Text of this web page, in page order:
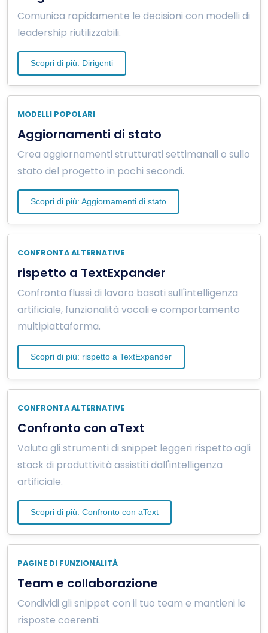
Comunica rapidamente le decisioni con modelli di
leadership riutilizzabili.
Scopri di più: Dirigenti
MODELLI POPOLARI
Aggiornamenti di stato
Crea aggiornamenti strutturati settimanali o sullo
stato del progetto in pochi secondi.
Scopri di più: Aggiornamenti di stato
CONFRONTA ALTERNATIVE
rispetto a TextExpander
Confronta flussi di lavoro basati sull'intelligenza
artificiale, funzionalità vocali e comportamento
multipiattaforma.
Scopri di più: rispetto a TextExpander
CONFRONTA ALTERNATIVE
Confronto con aText
Valuta gli strumenti di snippet leggeri rispetto agli
stack di produttività assistiti dall'intelligenza
artificiale.
Scopri di più: Confronto con aText
PAGINE DI FUNZIONALITÀ
Team e collaborazione
Condividi gli snippet con il tuo team e mantieni le
risposte coerenti.